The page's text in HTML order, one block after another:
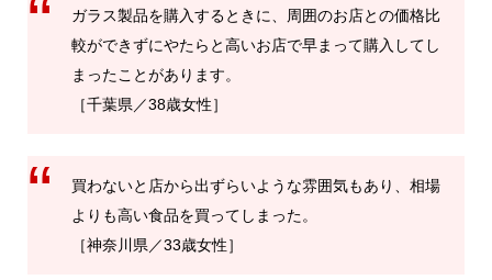
ガラス製品を購入するときに、周囲のお店との価格比
較ができずにやたらと高いお店で早まって購入してし
まったことがあります。
［千葉県／38歳女性］
買わないと店から出ずらいような雰囲気もあり、相場
よりも高い食品を買ってしまった。
［神奈川県／33歳女性］